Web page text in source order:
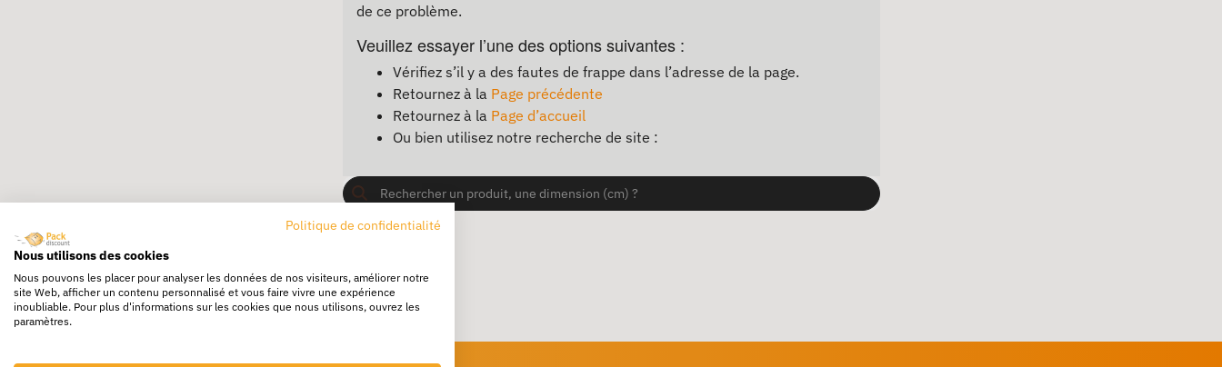
de ce problème.
Veuillez essayer l’une des options suivantes :
Vérifiez s’il y a des fautes de frappe dans l’adresse de la page.
Retournez à la Page précédente
Retournez à la Page d’accueil
Ou bien utilisez notre recherche de site :
Politique de confidentialité
Nous utilisons des cookies
Nous pouvons les placer pour analyser les données de nos visiteurs, améliorer notre
site Web, afficher un contenu personnalisé et vous faire vivre une expérience
inoubliable. Pour plus d'informations sur les cookies que nous utilisons, ouvrez les
paramètres.